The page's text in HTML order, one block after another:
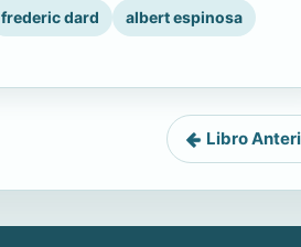
frederic dard
albert espinosa
Libro